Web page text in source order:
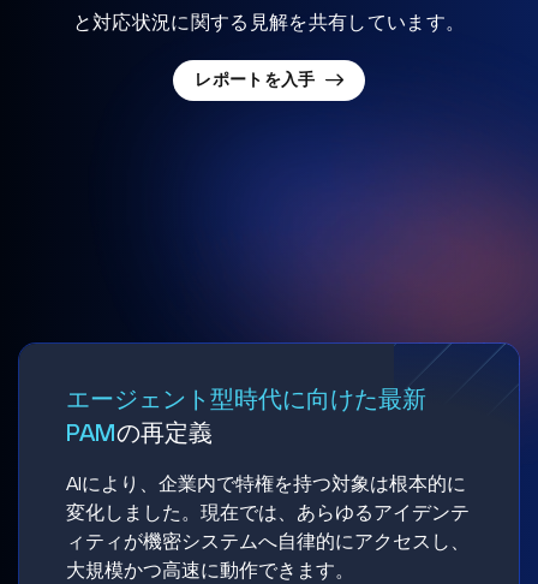
と対応状況に関する見解を共有しています。
レポートを入手
エージェント型時代に向けた最新
PAMの再定義
AIにより、企業内で特権を持つ対象は根本的に
変化しました。現在では、あらゆるアイデンテ
ィティが機密システムへ自律的にアクセスし、
大規模かつ高速に動作できます。